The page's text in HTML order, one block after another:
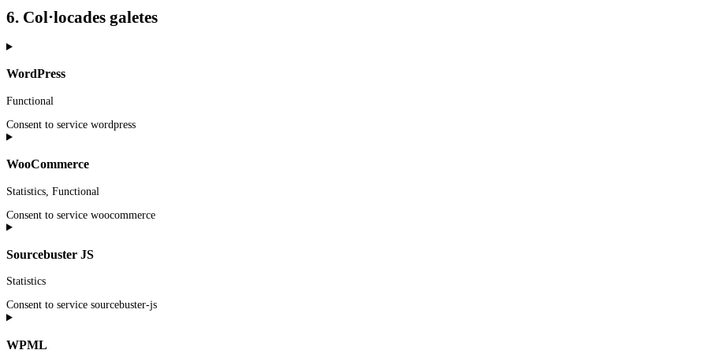
6. Col·locades galetes
WordPress
Functional
Consent to service wordpress
WooCommerce
Statistics, Functional
Consent to service woocommerce
Sourcebuster JS
Statistics
Consent to service sourcebuster-js
WPML